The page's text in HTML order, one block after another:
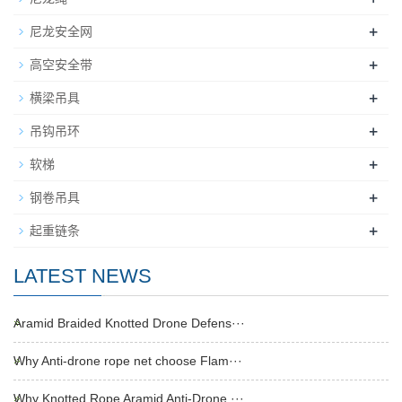
尼龙安全网 +
高空安全带 +
横梁吊具 +
吊钩吊环 +
软梯 +
钢卷吊具 +
起重链条 +
LATEST NEWS
Aramid Braided Knotted Drone Defens···
Why Anti-drone rope net choose Flam···
Why Knotted Rope Aramid Anti-Drone ···